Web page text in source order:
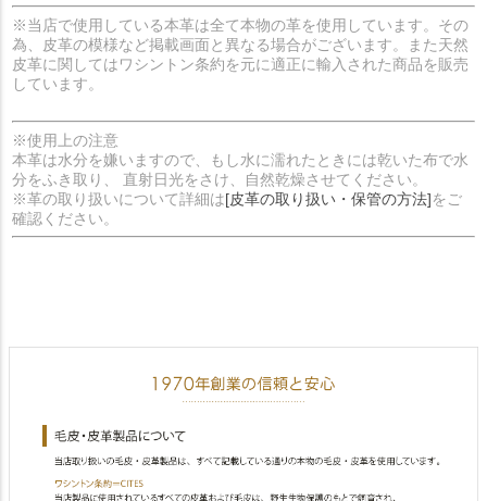
※当店で使用している本革は全て本物の革を使用しています。その
為、皮革の模様など掲載画面と異なる場合がございます。また天然
皮革に関してはワシントン条約を元に適正に輸入された商品を販売
しています。
※使用上の注意
本革は水分を嫌いますので、もし水に濡れたときには乾いた布で水
分をふき取り、 直射日光をさけ、自然乾燥させてください。
※革の取り扱いについて詳細は[皮革の取り扱い・保管の方法]をご
確認ください。